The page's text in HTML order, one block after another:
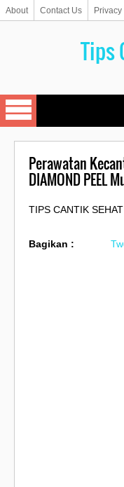
About Contact Us
Tips
Perawatan
DIAMOND PEEL
TIPS CANTIK SEHAT
Bagikan :